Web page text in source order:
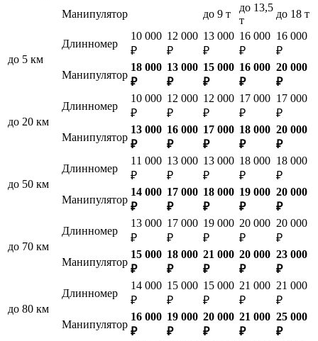
Манипулятор до 9 т
до 13,5
т
до 18 т
до 5 км
Длинномер
10 000
₽
12 000
₽
13 000
₽
16 000
₽
16 000
₽
Манипулятор
18 000
₽
13 000
₽
15 000
₽
16 000
₽
20 000
₽
до 20 км
Длинномер
10 000
₽
12 000
₽
12 000
₽
17 000
₽
17 000
₽
Манипулятор
13 000
₽
16 000
₽
17 000
₽
18 000
₽
20 000
₽
до 50 км
Длинномер
11 000
₽
13 000
₽
13 000
₽
18 000
₽
18 000
₽
Манипулятор
14 000
₽
17 000
₽
18 000
₽
19 000
₽
20 000
₽
до 70 км
Длинномер
13 000
₽
17 000
₽
19 000
₽
20 000
₽
20 000
₽
Манипулятор
15 000
₽
18 000
₽
21 000
₽
20 000
₽
23 000
₽
до 80 км
Длинномер
14 000
₽
15 000
₽
15 000
₽
21 000
₽
21 000
₽
Манипулятор
16 000
₽
19 000
₽
20 000
₽
21 000
₽
25 000
₽